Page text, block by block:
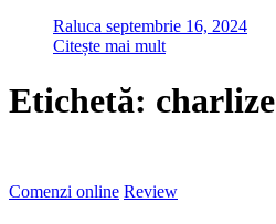
Raluca septembrie 16, 2024
Citește mai mult
Etichetă: charlize
Comenzi online Review